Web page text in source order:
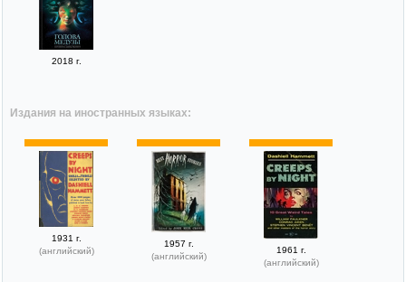
2018 г.
Издания на иностранных языках:
1931 г.
(английский)
1957 г.
(английский)
1961 г.
(английский)